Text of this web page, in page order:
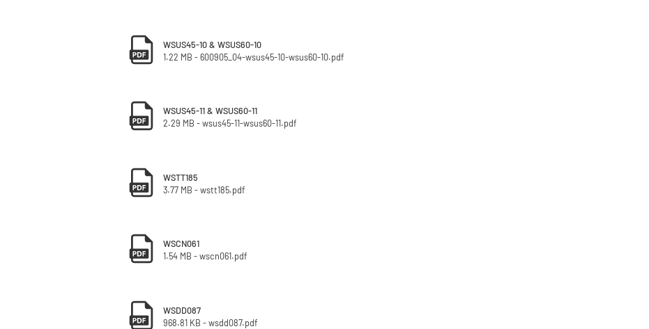
WSUS45-10 & WSUS60-10
1.22 MB - 600905_04-wsus45-10-wsus60-10.pdf
WSUS45-11 & WSUS60-11
2.29 MB - wsus45-11-wsus60-11.pdf
WSTT185
3.77 MB - wstt185.pdf
WSCN061
1.54 MB - wscn061.pdf
WSDD087
968.81 KB - wsdd087.pdf